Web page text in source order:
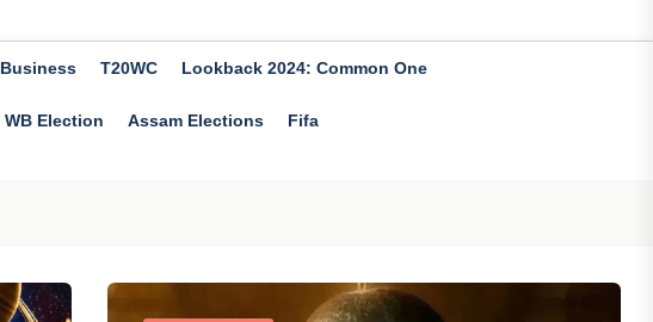
Business T20WC Lookback 2024: Common One
WB Election Assam Elections Fifa